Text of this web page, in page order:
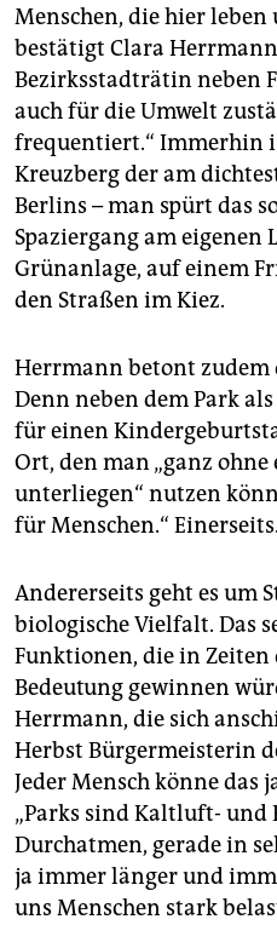
Menschen, die hier leben
bestätigt Clara
Bezirksstadträtin neben
auch für die Umwelt
frequentiert.“ Immerhin
Kreuzberg der am
Berlins – man spürt das
Spaziergang am eigenen
Grünanlage, auf einem
den Straßen im Kiez.
Herrmann betont zudem
Denn neben dem Park
für einen
Ort, den man „ganz
unterliegen“ nutzen
für Menschen.“ Einerseits.
Andererseits geht es um
biologische Vielfalt. Das
Funktionen, die in Zeiten
Bedeutung gewinnen
Herrmann, die sich
Herbst Bürgermeisterin
Jeder Mensch könne das
„Parks sind Kaltluft- und
Durchatmen, gerade in
ja immer länger und
uns Menschen stark